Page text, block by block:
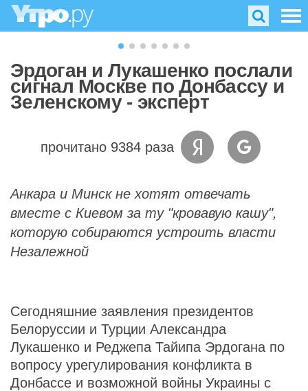
Эрдоган и Лукашенко послали
сигнал Москве по Донбассу и
Зеленскому - эксперт
прочитано 9384 раза
Анкара и Минск не хотят отвечать
вместе с Киевом за ту "кровавую кашу",
которую собираются устроить власти
Незалежной
Сегодняшние заявления президентов
Белоруссии и Турции Александра
Лукашенко и Реджепа Тайипа Эрдогана по
вопросу урегулирования конфликта в
Донбассе и возможной войны Украины с